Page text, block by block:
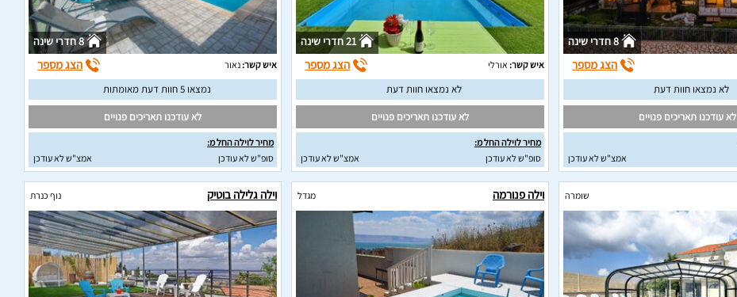
8 חדרי שינה
הצג מספר
לא נמצאו חוות דעת
לא עודכנו תאריכים פנויים
אמצ"ש לא עודכן
21 חדרי שינה
איש קשר: אורלי הצג מספר
לא נמצאו חוות דעת
לא עודכנו תאריכים פנויים
מחיר לוילה החל מ:
סופ"ש לא עודכן
אמצ"ש לא עודכן
8 חדרי שינה
איש קשר:נאור הצג מספר
נמצאו 5 חוות דעת מאומתות
לא עודכנו תאריכים פנויים
מחיר לוילה החל מ:
סופ"ש לא עודכן
אמצ"ש לא עודכן
שומרה וילה פנורמה מגדל וילה גלילה בוטיק נוף כנרת